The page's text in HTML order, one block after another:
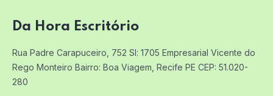
Da Hora Escritório
Rua Padre Carapuceiro, 752 Sl: 1705 Empresarial Vicente do
Rego Monteiro Bairro: Boa Viagem, Recife PE CEP: 51.020-
280